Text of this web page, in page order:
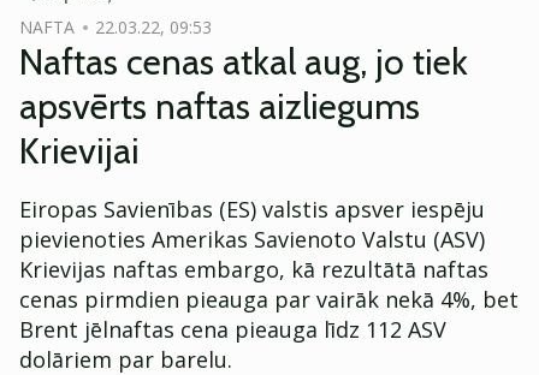
NAFTA 22.03.22, 09:53
Naftas cenas atkal aug, jo tiek
apsvērts naftas aizliegums
Krievijai
Eiropas Savienības (ES) valstis apsver iespēju
pievienoties Amerikas Savienoto Valstu (ASV)
Krievijas naftas embargo, kā rezultātā naftas
cenas pirmdien pieauga par vairāk nekā 4%, bet
Brent jēlnaftas cena pieauga līdz 112 ASV
dolāriem par barelu.